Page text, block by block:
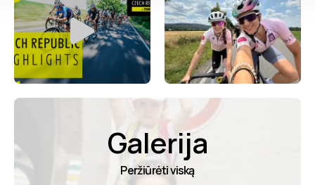
Galerija
Peržiūrėti viską